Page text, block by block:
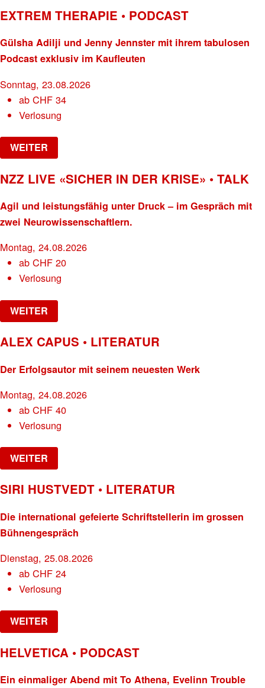
EXTREM THERAPIE • PODCAST
Gülsha Adilji und Jenny Jennster mit ihrem tabulosen
Podcast exklusiv im Kaufleuten
Sonntag, 23.08.2026
abCHF 34
Verlosung
WEITER
NZZ LIVE «SICHER IN DER KRISE» • TALK
Agil und leistungsfähig unter Druck – im Gespräch mit
zwei Neurowissenschaftlern.
Montag, 24.08.2026
abCHF 20
Verlosung
WEITER
ALEX CAPUS • LITERATUR
Der Erfolgsautor mit seinem neuesten Werk
Montag, 24.08.2026
abCHF 40
Verlosung
WEITER
SIRI HUSTVEDT • LITERATUR
Die international gefeierte Schriftstellerin im grossen
Bühnengespräch
Dienstag, 25.08.2026
abCHF 24
Verlosung
WEITER
HELVETICA • PODCAST
Ein einmaliger Abend mit To Athena, Evelinn Trouble